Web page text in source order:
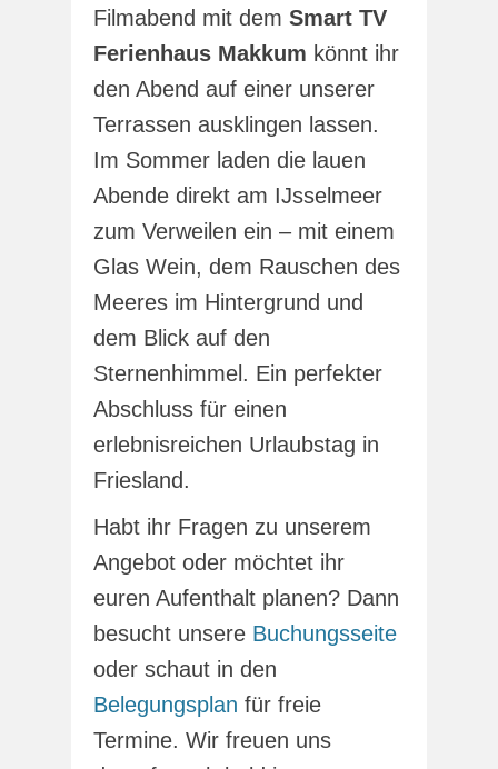
Filmabend mit dem Smart TV
Ferienhaus Makkum könnt ihr
den Abend auf einer unserer
Terrassen ausklingen lassen.
Im Sommer laden die lauen
Abende direkt am IJsselmeer
zum Verweilen ein – mit einem
Glas Wein, dem Rauschen des
Meeres im Hintergrund und
dem Blick auf den
Sternenhimmel. Ein perfekter
Abschluss für einen
erlebnisreichen Urlaubstag in
Friesland.
Habt ihr Fragen zu unserem
Angebot oder möchtet ihr
euren Aufenthalt planen? Dann
besucht unsere Buchungsseite
oder schaut in den
Belegungsplan für freie
Termine. Wir freuen uns